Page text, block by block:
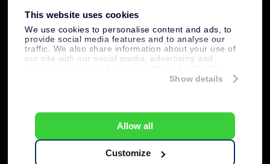
This website uses cookies
We use cookies to personalise content and ads, to
provide social media features and to analyse our
traffic. We also share information about your use of
our site with our social media, advertising and
information that you’ve provided to them or that
Show details
Allow all
Customize